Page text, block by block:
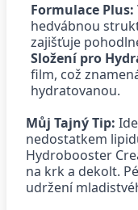
Formulace Plus:
hedvábnou
zajišťuje
Složení pro
film, což
hydratovanou.
Můj Tajný Tip:
nedostatkem
Hydrobooster
na krk a dekolt.
udržení